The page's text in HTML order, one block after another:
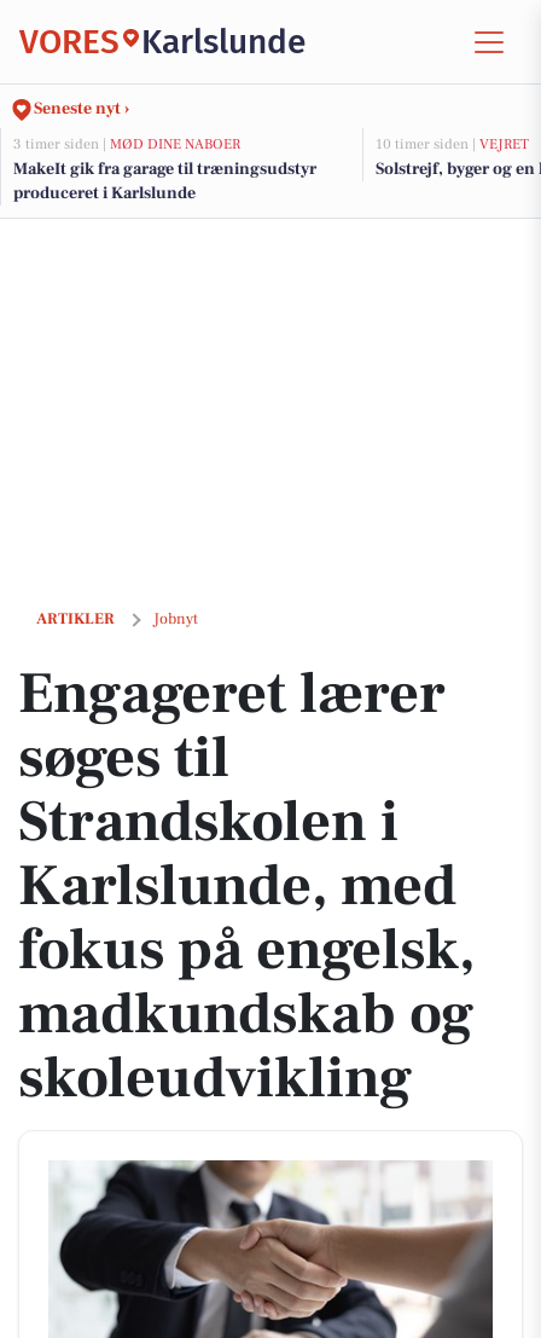
VORES Karlslunde
Seneste nyt ›
3 timer siden | MØD DINE NABOER
MakeIt gik fra garage til træningsudstyr
produceret i Karlslunde
10 timer siden | VEJRET
Solstrejf, byger og
ARTIKLER Jobnyt
Engageret lærer søges til Strandskolen i Karlslunde, med fokus på
Engageret lærer
søges til
Strandskolen i
Karlslunde, med
fokus på engelsk,
madkundskab og
skoleudvikling